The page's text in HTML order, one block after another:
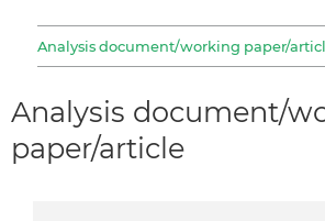
Analysis document/working paper/
Analysis document/
paper/article